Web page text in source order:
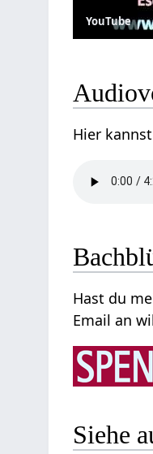
YouTube
Hier
Hast du
Email an
Siehe